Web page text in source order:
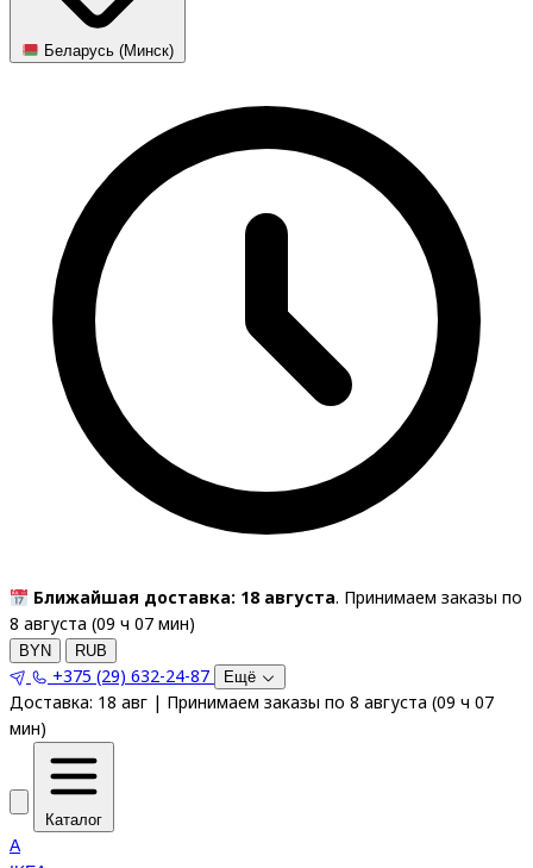
Беларусь (Минск)
Ближайшая доставка: 18 августа. Принимаем заказы по
8 августа (09 ч 07 мин)
BYN RUB
+375 (29) 632-24-87 Ещё
Доставка: 18 авг | Принимаем заказы по 8 августа (09 ч 07
мин)
Каталог
A